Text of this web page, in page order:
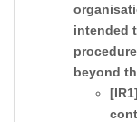
intended
beyond